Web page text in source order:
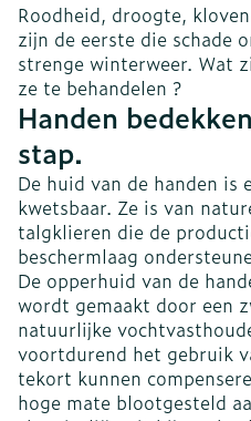
Roodheid, droogte,
zijn de eerste die schade
strenge winterweer. Wat
ze te behandelen ?
Handen
stap.
De huid van de handen is
kwetsbaar. Ze is van
talgklieren die de
beschermlaag
De opperhuid van de
wordt gemaakt door een
natuurlijke
voortdurend het gebruik
tekort kunnen
hoge mate blootgesteld